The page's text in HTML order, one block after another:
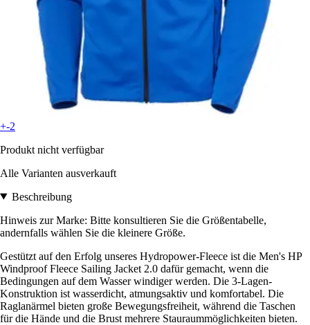
+-2
Produkt nicht verfügbar
Alle Varianten ausverkauft
Beschreibung
Hinweis zur Marke: Bitte konsultieren Sie die Größentabelle,
andernfalls wählen Sie die kleinere Größe.
Gestützt auf den Erfolg unseres Hydropower-Fleece ist die Men's HP
Windproof Fleece Sailing Jacket 2.0 dafür gemacht, wenn die
Bedingungen auf dem Wasser windiger werden. Die 3-Lagen-
Konstruktion ist wasserdicht, atmungsaktiv und komfortabel. Die
Raglanärmel bieten große Bewegungsfreiheit, während die Taschen
für die Hände und die Brust mehrere Stauraummöglichkeiten bieten.